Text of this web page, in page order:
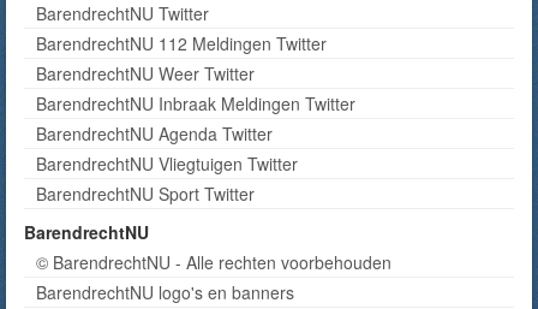
BarendrechtNU Twitter
BarendrechtNU 112 Meldingen Twitter
BarendrechtNU Weer Twitter
BarendrechtNU Inbraak Meldingen Twitter
BarendrechtNU Agenda Twitter
BarendrechtNU Vliegtuigen Twitter
BarendrechtNU Sport Twitter
BarendrechtNU
© BarendrechtNU - Alle rechten voorbehouden
BarendrechtNU logo's en banners